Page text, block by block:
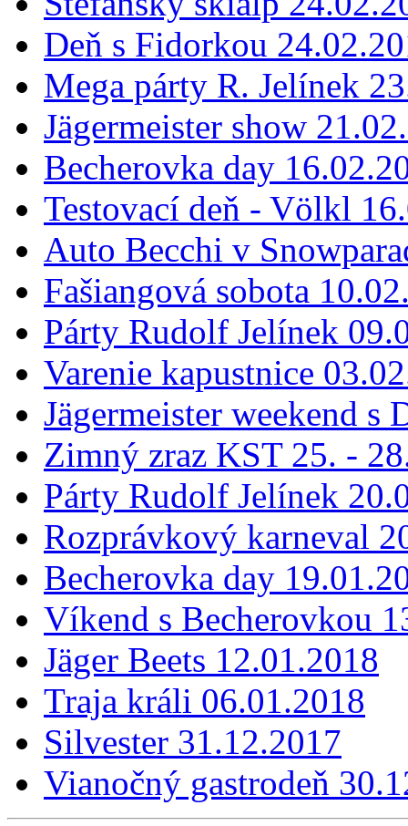
Deň s Fidorkou
Mega párty R. Jelínek
Jägermeister show
Becherovka day
Testovací deň - Völkl
Auto Becchi v
Fašiangová sobota
Párty Rudolf Jelínek
Varenie kapustnice
Jägermeister weekend
Zimný zraz KST 25. -
Párty Rudolf Jelínek
Rozprávkový karneval
Becherovka day
Víkend s Becherovkou
Jäger Beets 12.01.2018
Traja králi 06.01.2018
Silvester 31.12.2017
Vianočný gastrodeň